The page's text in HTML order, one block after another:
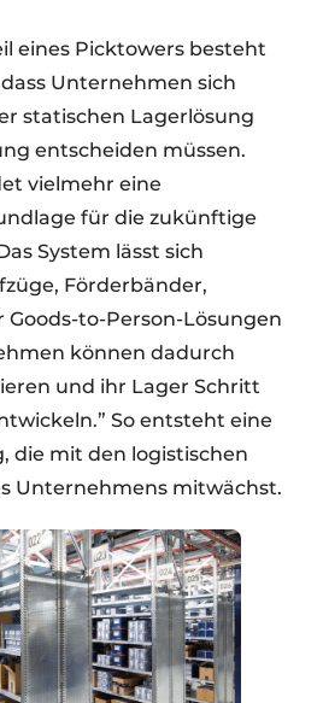
eines Picktowers besteht
Unternehmen sich
statischen Lagerlösung
entscheiden müssen.
vielmehr eine
für die zukünftige
System lässt sich
Förderbänder,
to-Person-Lösungen
können dadurch
und ihr Lager Schritt
So entsteht eine
die mit den logistischen
Unternehmens mitwächst.